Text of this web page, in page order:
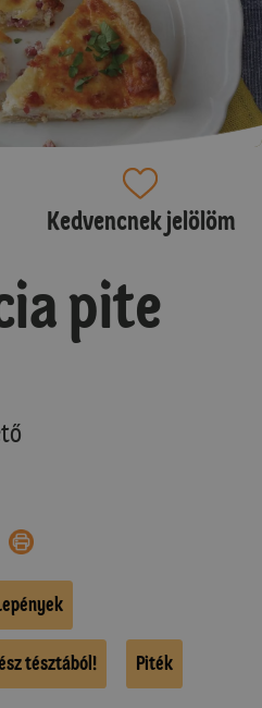
Kedvencnek jelölöm
pite
tésztából! Piték